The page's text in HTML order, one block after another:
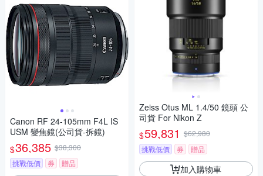
Canon RF 24-105mm F4L IS
USM 變焦鏡(公司貨-拆鏡)
$36,385 $38,300
挑戰低價
券 贈品
Zeiss Otus ML 1.4/50 鏡頭 公
司貨 For Nikon Z
$59,831 $62,980
挑戰低價
券 贈品
加入購物車